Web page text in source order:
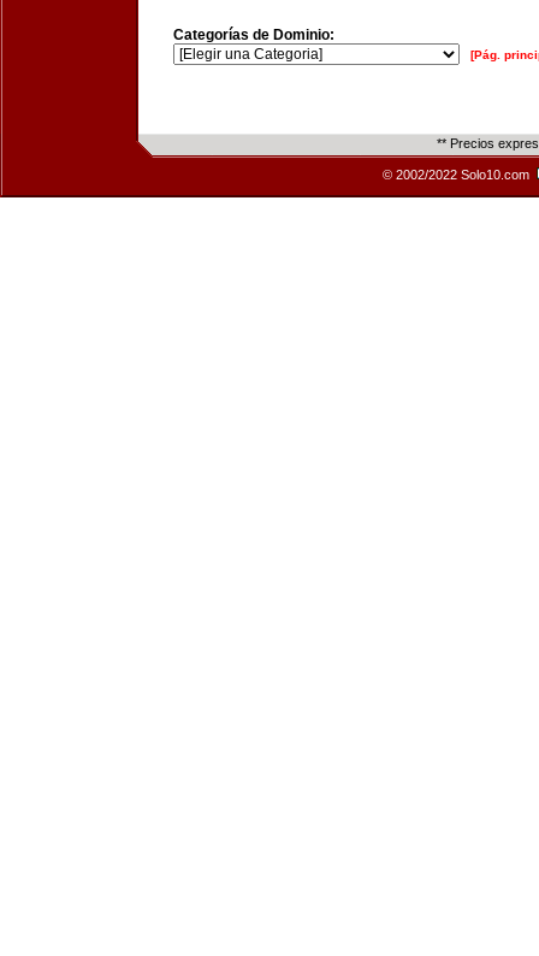
Categorías de Dominio:
[Pág.
** Precios
© 2002/2022 Solo10.com